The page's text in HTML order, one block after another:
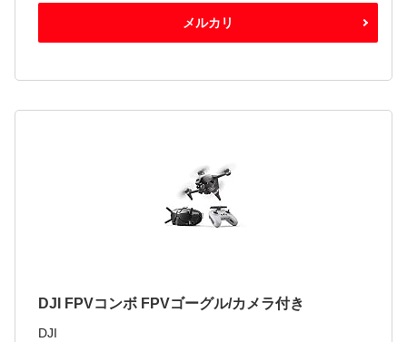
メルカリ
DJI FPVコンボ FPVゴーグル/カメラ付き
DJI